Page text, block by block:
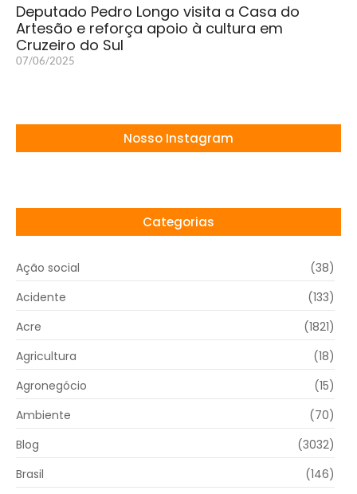
Deputado Pedro Longo visita a Casa do
Artesão e reforça apoio à cultura em
Cruzeiro do Sul
07/06/2025
Nosso Instagram
Categorias
Ação social
(38)
Acidente
(133)
Acre
(1821)
Agricultura
(18)
Agronegócio
(15)
Ambiente
(70)
Blog
(3032)
Brasil
(146)